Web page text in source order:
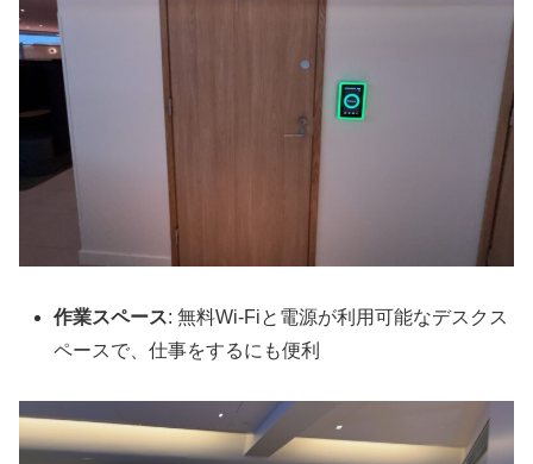
作業スペース: 無料Wi-Fiと電源が利用可能なデスクス
ペースで、仕事をするにも便利